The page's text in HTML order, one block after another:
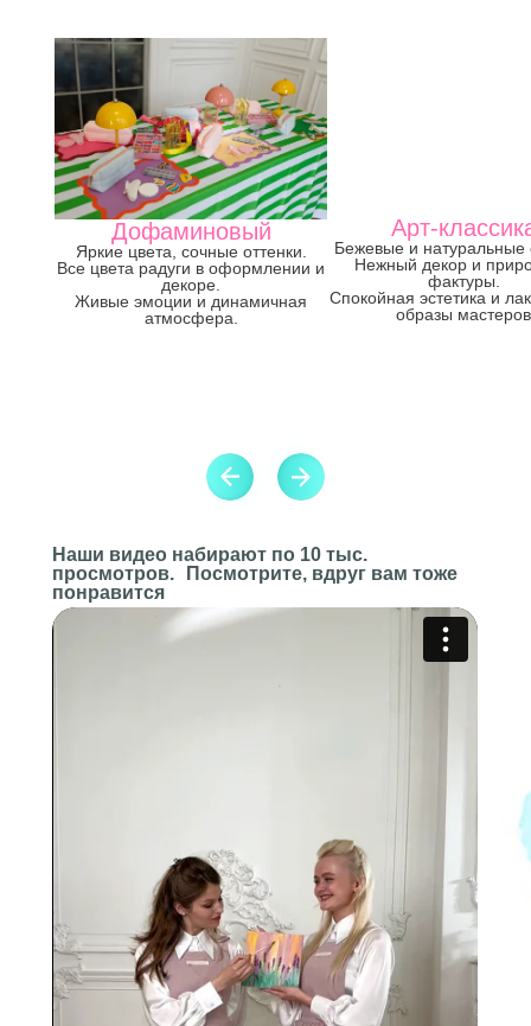
Дофаминовый
Яркие цвета, сочные оттенки.
Все цвета радуги в оформлении и
декоре.
Живые эмоции и динамичная
атмосфера.
Арт-
Бежевые и натуральные
Нежный декор и
фактуры.
Спокойная эстетика и
образы мастеров
Наши видео набирают по 10 тыс.
просмотров. Посмотрите, вдруг вам тоже
понравится